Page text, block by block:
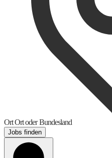
OrtOrt oder Bundesland
Jobs finden